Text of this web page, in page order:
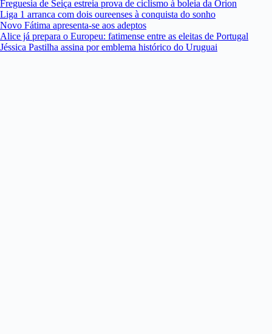
Freguesia de Seiça estreia prova de ciclismo à boleia da Orion
Liga 1 arranca com dois oureenses à conquista do sonho
Novo Fátima apresenta-se aos adeptos
Alice já prepara o Europeu: fatimense entre as eleitas de Portugal
Jéssica Pastilha assina por emblema histórico do Uruguai